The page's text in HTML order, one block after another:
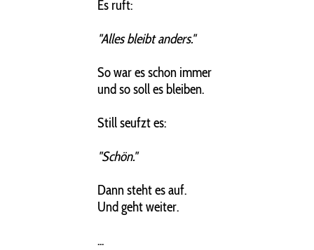
Es ruft:
"Alles bleibt anders."
So war es schon immer
und so soll es bleiben.
Still seufzt es:
"Schön."
Dann steht es auf.
Und geht weiter.
...